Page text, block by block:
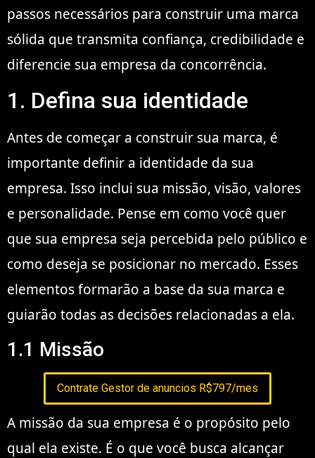
passos necessários para construir uma marca
sólida que transmita confiança, credibilidade e
diferencie sua empresa da concorrência.
1. Defina sua identidade
Antes de começar a construir sua marca, é
importante definir a identidade da sua
empresa. Isso inclui sua missão, visão, valores
e personalidade. Pense em como você quer
que sua empresa seja percebida pelo público e
como deseja se posicionar no mercado. Esses
elementos formarão a base da sua marca e
guiarão todas as decisões relacionadas a ela.
1.1 Missão
Contrate Gestor de anuncios R$797/mes
A missão da sua empresa é o propósito pelo
qual ela existe. É o que você busca alcançar